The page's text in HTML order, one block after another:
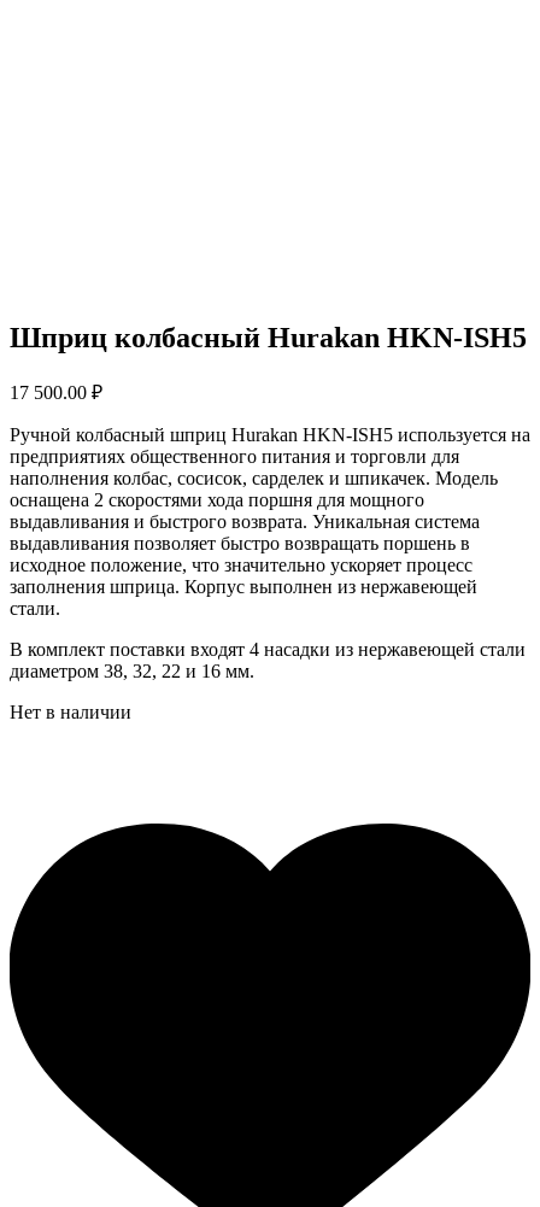
Шприц колбасный Hurakan HKN-ISН5
17 500.00 ₽
Ручной колбасный шприц Hurakan HKN-ISH5 используется на
предприятиях общественного питания и торговли для
наполнения колбас, сосисок, сарделек и шпикачек. Модель
оснащена 2 скоростями хода поршня для мощного
выдавливания и быстрого возврата. Уникальная система
выдавливания позволяет быстро возвращать поршень в
исходное положение, что значительно ускоряет процесс
заполнения шприца. Корпус выполнен из нержавеющей
стали.
В комплект поставки входят 4 насадки из нержавеющей стали
диаметром 38, 32, 22 и 16 мм.
Нет в наличии